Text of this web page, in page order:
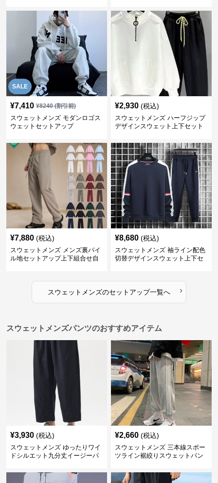
SALE
¥7,410 ¥8240(割引前)
スウェットメンズ モダンロゴス
ウェットセットアップ
¥2,930 (税込)
スウェットメンズ ハーフジップ
デザインスウェット上下セット
¥7,880 (税込)
スウェットメンズ メンズ裏パイ
ル地セットアップ上下組合せ自
¥8,680 (税込)
スウェットメンズ 袖ライン配色
切替デザインスウェット上下セ
スウェットメンズのセットアップ一覧へ ›
スウェットメンズパンツのおすすめアイテム
¥3,930 (税込)
スウェットメンズ ゆったりワイ
ドシルエット九分丈イージーパ
¥2,660 (税込)
スウェットメンズ 三本線スポー
ツライン裾絞りスウェットパン